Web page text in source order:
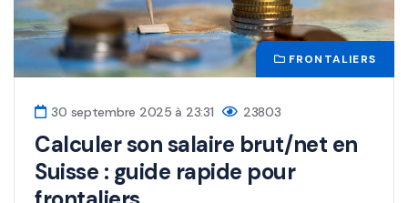
ACTUALITÉ
5 juin 2025 à 18:46 16765
Frontaliers suisses : nouvelles
règles fiscales en vigueur depuis